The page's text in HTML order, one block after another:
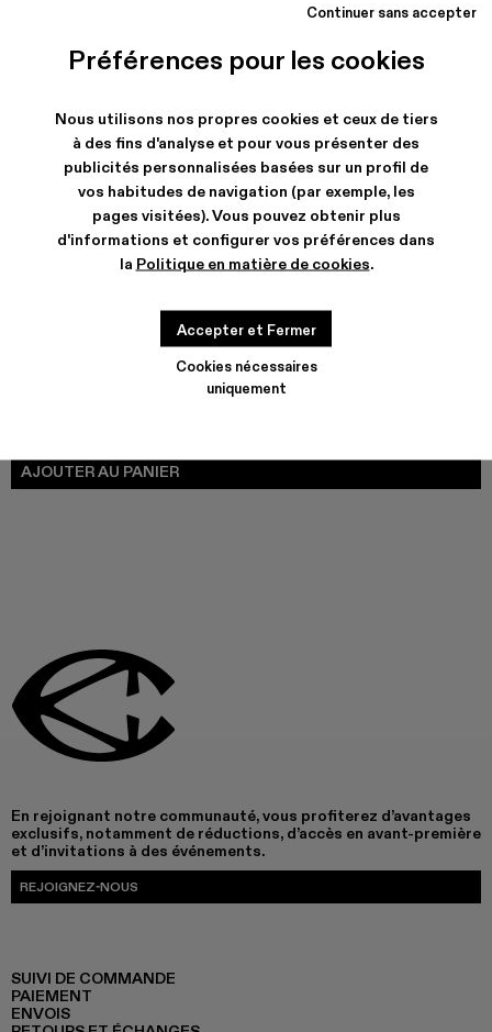
Préférences pour les cookies
Nous utilisons nos propres cookies et ceux de tiers
à des fins d'analyse et pour vous présenter des
publicités personnalisées basées sur un profil de
vos habitudes de navigation (par exemple, les
pages visitées). Vous pouvez obtenir plus
d'informations et configurer vos préférences dans
la Politique en matière de cookies.
Cookies nécessaires
uniquement
Continuer sans accepter
Accepter et Fermer
COULEURS
Venga - A700018-001 - Bottes noires et grises en cuir et
EXPÉDITION & GARANTIE
Livraison et retours gratuits our tous les achats.
Retours gratuits dans les 30 jours sur DHL ServicePoints et en
boutique Camper.
AJOUTER AU PANIER
En rejoignant notre communauté, vous profiterez d’avantages
exclusifs, notamment de réductions, d’accès en avant-première
et d’invitations à des événements.
REJOIGNEZ-NOUS
SUIVI DE COMMANDE
PAIEMENT
ENVOIS